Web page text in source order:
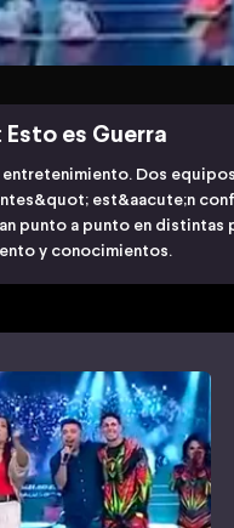
Esto es Guerra
entretenimiento. Dos
est&aacute;n
punto a punto en distintas
y conocimientos.